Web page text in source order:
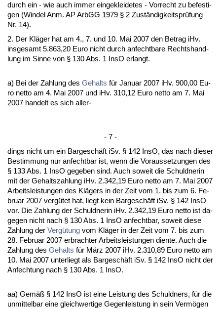
durch ein - wie auch im­mer ein­ge­klei­de­tes - Vor­recht zu be­fes­ti­
gen (Win­del Anm. AP ArbGG 1979 § 2 Zuständig­keitsprüfung
Nr. 14).
2. Der Kläger hat am 4., 7. und 10. Mai 2007 den Be­trag iHv.
ins­ge­samt 5.863,20 Eu­ro nicht durch an­fecht­ba­re Rechts­hand­
lung im Sin­ne von § 130 Abs. 1 In­sO er­langt.
a) Bei der Zah­lung des Ge­halts für Ja­nu­ar 2007 iHv. 900,00 Eu­
ro net­to am 4. Mai 2007 und iHv. 310,12 Eu­ro net­to am 7. Mai
2007 han­delt es sich al­ler-
- 7 -
dings nicht um ein Bar­geschäft iSv. § 142 In­sO, das nach die­ser
Be­stim­mung nur an­fecht­bar ist, wenn die Vor­aus­set­zun­gen des
§ 133 Abs. 1 In­sO ge­ge­ben sind. Auch so­weit die Schuld­ne­rin
mit der Ge­halts­zah­lung iHv. 2.342,19 Eu­ro net­to am 7. Mai 2007
Ar­beits­leis­tun­gen des Klägers in der Zeit vom 1. bis zum 6. Fe­
bru­ar 2007 vergütet hat, liegt kein Bar­geschäft iSv. § 142 In­sO
vor. Die Zah­lung der Schuld­ne­rin iHv. 2.342,19 Eu­ro net­to ist da­
ge­gen nicht nach § 130 Abs. 1 In­sO an­fecht­bar, so­weit die­se
Zah­lung der Vergütung vom Kläger in der Zeit vom 7. bis zum
28. Fe­bru­ar 2007 er­brach­ter Ar­beits­leis­tun­gen dien­te. Auch die
Zah­lung des Ge­halts für März 2007 iHv. 2.310,89 Eu­ro net­to am
10. Mai 2007 un­ter­liegt als Bar­geschäft iSv. § 142 In­sO nicht der
An­fech­tung nach § 130 Abs. 1 In­sO.
aa) Gemäß § 142 In­sO ist ei­ne Leis­tung des Schuld­ners, für die
un­mit­tel­bar ei­ne gleich­wer­ti­ge Ge­gen­leis­tung in sein Vermögen